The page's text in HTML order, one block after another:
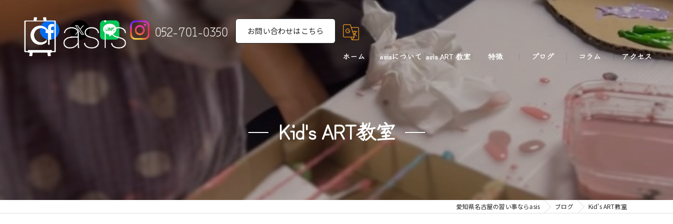
052-701-0350 お問い合わせはこちら
ホーム asisについて
レンタルギャラリーについて
シェアアトリエ
利用予約
取り組み
asis ART 教室
あそぼうARTコース
きわみARTコース
版画教室
デッサンART教室
ペイントART教室
特徴
芸術
レンタルギャラリー
アート教室
ワークショップ
ブログ コラム アクセス
Kid's ART教室
愛知県名古屋の習い事ならasis ブログ Kid's ART教室